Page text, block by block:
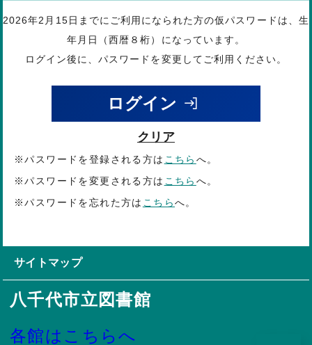
2026年2月15日までにご利用になられた方の仮パスワードは、生
年月日（西暦８桁）になっています。
ログイン後に、パスワードを変更してご利用ください。
ログイン
クリア
※パスワードを登録される方は こちら へ。
※パスワードを変更される方は こちら へ。
※パスワードを忘れた方は こちらへ。
サイトマップ
八千代市立図書館
各館はこちらへ